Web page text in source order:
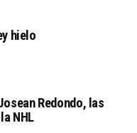
hielo
Redondo, las
NHL